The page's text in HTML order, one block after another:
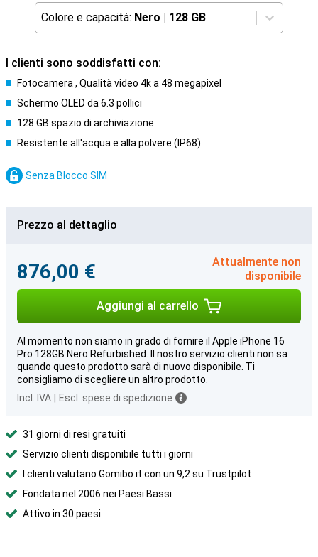
Colore e capacità: Nero | 128 GB
I clienti sono soddisfatti con:
Fotocamera , Qualità video 4k a 48 megapixel
Schermo OLED da 6.3 pollici
128 GB spazio di archiviazione
Resistente all'acqua e alla polvere (IP68)
Senza Blocco SIM
Prezzo al dettaglio
876,00 €
Attualmente non
disponibile
Aggiungi al carrello
Al momento non siamo in grado di fornire il Apple iPhone 16
Pro 128GB Nero Refurbished. Il nostro servizio clienti non sa
quando questo prodotto sarà di nuovo disponibile. Ti
consigliamo di scegliere un altro prodotto.
Incl. IVA
Escl. spese di spedizione
31 giorni di resi gratuiti
Servizio clienti disponibile tutti i giorni
I clienti valutano Gomibo.it con un 9,2 su Trustpilot
Fondata nel 2006 nei Paesi Bassi
Attivo in 30 paesi